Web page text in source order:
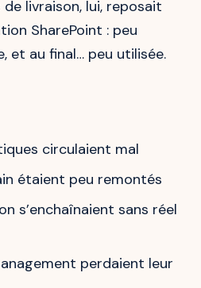
livraison, lui, reposait
SharePoint : peu
et au final… peu utilisée.
circulaient mal
étaient peu remontés
s’enchaînaient sans réel
perdaient leur